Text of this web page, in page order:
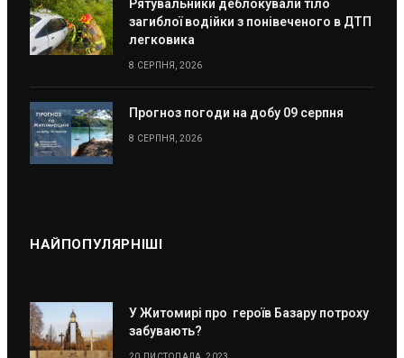
Рятувальники деблокували тіло
загиблої водійки з понівеченого в ДТП
легковика
8 СЕРПНЯ, 2026
Прогноз погоди на добу 09 серпня
8 СЕРПНЯ, 2026
НАЙПОПУЛЯРНІШІ
У Житомирі про героїв Базару потроху
забувають?